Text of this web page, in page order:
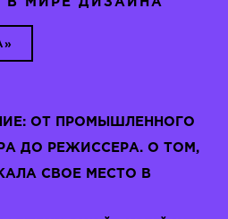
В МИРЕ ДИЗАЙНА
ОТ ПРОМЫШЛЕННОГО
ДО РЕЖИССЕРА. О ТОМ,
СВОЕ МЕСТО В